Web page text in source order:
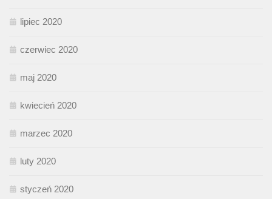
lipiec 2020
czerwiec 2020
maj 2020
kwiecień 2020
marzec 2020
luty 2020
styczeń 2020